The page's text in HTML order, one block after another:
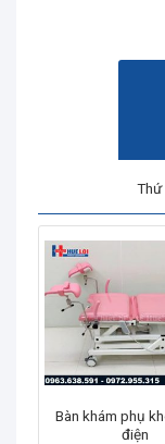
Bàn khám phụ
điện